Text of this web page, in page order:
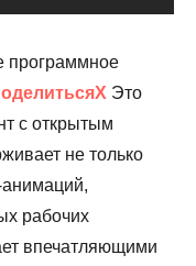
программное
Это
с открытым
не только
анимаций,
рабочих
впечатляющими